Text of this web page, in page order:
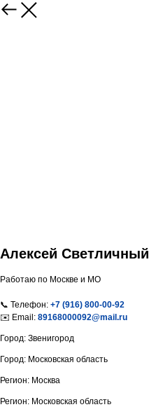
Алексей Светличный
Работаю по Москве и МО
📞 Телефон: +7 (916) 800-00-92
✉️ Email: 89168000092@mail.ru
Город: Звенигород
Город: Московская область
Регион: Москва
Регион: Московская область